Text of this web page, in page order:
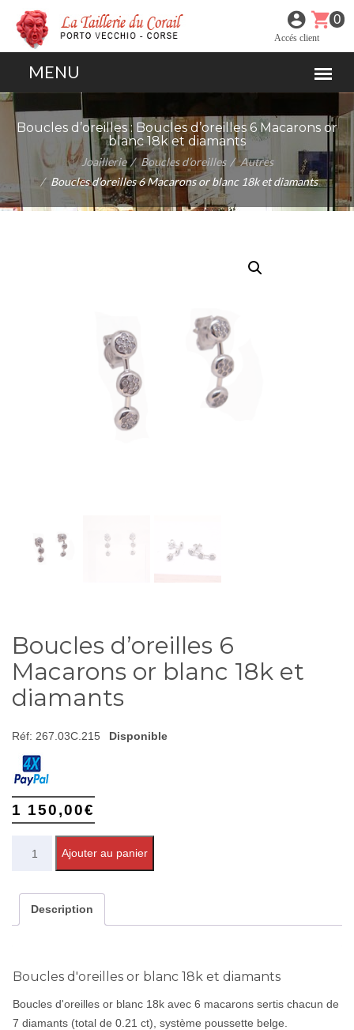
0
Accés client
Boucles d’oreilles : Boucles d’oreilles 6 Macarons or
blanc 18k et diamants
Joaillerie Boucles d’oreilles
Autres
Boucles d’oreilles 6 Macarons or blanc 18k et diamants
Boucles d’oreilles 6
Macarons or blanc 18k et
diamants
Réf: 267.03C.215 Disponible
1 150,00€
Ajouter au panier
Description
Boucles d'oreilles or blanc 18k et diamants
Boucles d'oreilles or blanc 18k avec 6 macarons sertis chacun de
7 diamants (total de 0.21 ct), système poussette belge.